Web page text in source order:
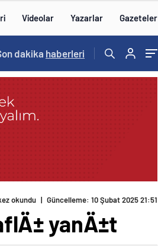
Videolar Yazarlar Gazeteler
/
dakika haberleri
okundu | Güncelleme: 10 Şubat 2025 21:51
yanÄ±t